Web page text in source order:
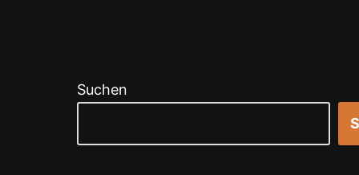
Suchen